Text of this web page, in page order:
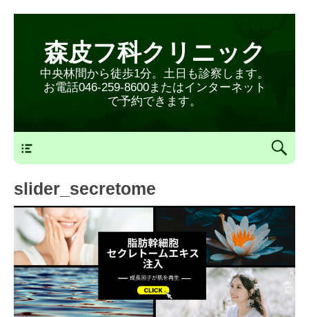
森皮フ科クリニック
中央林間から徒歩1分。土日も診察します。
お電話046-259-8600またはインターネット
で予約できます。
slider_secretome